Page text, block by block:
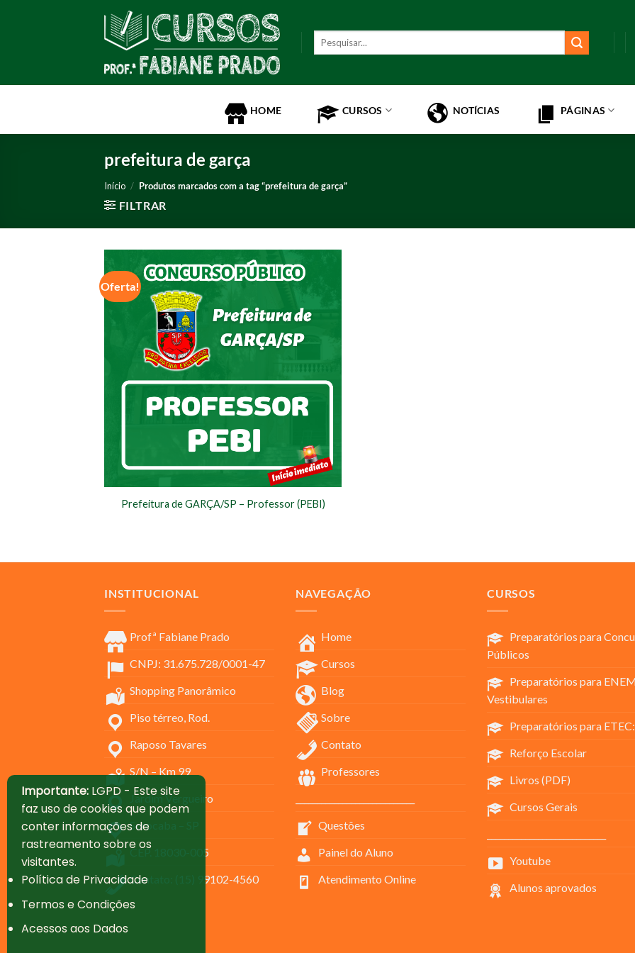
Pesquisar
HOME CURSOS NOTÍCIAS PÁGINAS
prefeitura de garça
Início / Produtos marcados com a tag “prefeitura de garça”
FILTRAR
Oferta!
Prefeitura de GARÇA/SP – Professor (PEBI)
INSTITUCIONAL
Profª Fabiane Prado
CNPJ: 31.675.728/0001-47
Shopping Panorâmico
Piso térreo, Rod.
Raposo Tavares
S/N – Km 99
Jardim Vergueiro
Sorocaba – SP
CEP. 18030-005
Contato: (15) 99102-4560
NAVEGAÇÃO
Home
Cursos
Blog
Sobre
Contato
Professores
Questões
Painel do Aluno
Atendimento Online
CURSOS
Preparatórios para
Públicos
Preparatórios para
Vestibulares
Preparatórios para ETEC:
Reforço Escolar
Livros (PDF)
Cursos Gerais
Youtube
Alunos aprovados
Importante: LGPD - Este site
faz uso de cookies que podem
conter informações de
rastreamento sobre os
visitantes.
Política de Privacidade
Termos e Condições
Acessos aos Dados